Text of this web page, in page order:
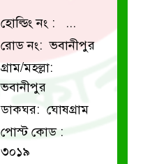
হোল্ডিং নং : ...
রোড নং: ভবানীপুর
গ্রাম/মহল্লা:
ভবানীপুর
ডাকঘর: ঘোষগ্রাম
পোস্ট কোড :
৩০১৯